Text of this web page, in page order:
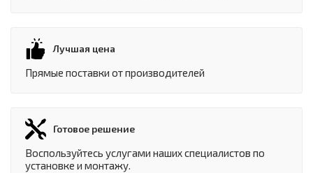
Лучшая цена
Прямые поставки от производителей
Готовое решение
Воспользуйтесь услугами наших специалистов по
установке и монтажу.